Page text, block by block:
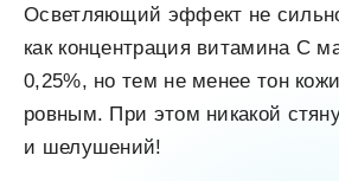
Осветляющий эффект не
как концентрация витамина C
0,25%, но тем не менее тон
ровным. При этом никакой
и шелушений!